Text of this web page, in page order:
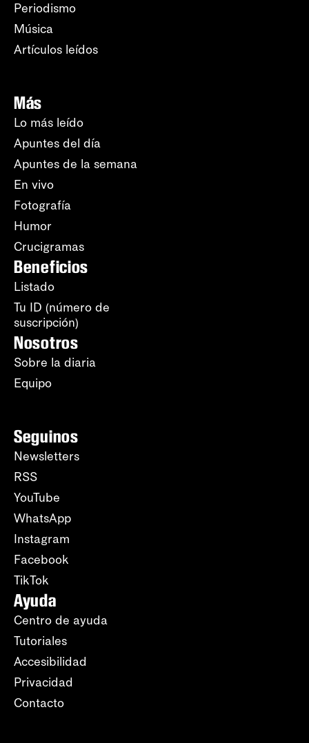
Periodismo
Música
Artículos leídos
Más
Lo más leído
Apuntes del día
Apuntes de la semana
En vivo
Fotografía
Humor
Crucigramas
Beneficios
Listado
Tu ID (número de
suscripción)
Nosotros
Sobre la diaria
Equipo
Seguinos
Newsletters
RSS
YouTube
WhatsApp
Instagram
Facebook
TikTok
Ayuda
Centro de ayuda
Tutoriales
Accesibilidad
Privacidad
Contacto